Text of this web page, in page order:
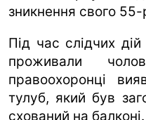
зникнення свого 55-
Під час слідчих
проживали
правоохоронці
тулуб, який був
схований на балконі.